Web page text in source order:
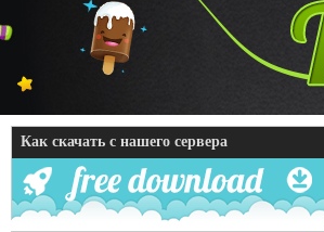
Как скачать с нашего сервера